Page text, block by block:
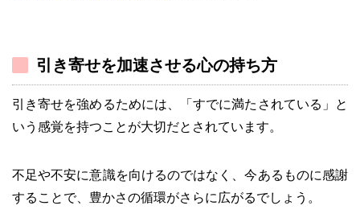
引き寄せを加速させる心の持ち方
引き寄せを強めるためには、「すでに満たされている」と
いう感覚を持つことが大切だとされています。
不足や不安に意識を向けるのではなく、今あるものに感謝
することで、豊かさの循環がさらに広がるでしょう。